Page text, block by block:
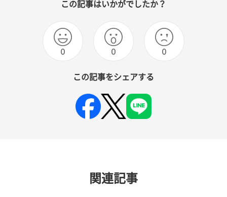
この記事はいかがでしたか？
0 0 0
この記事をシェアする
関連記事